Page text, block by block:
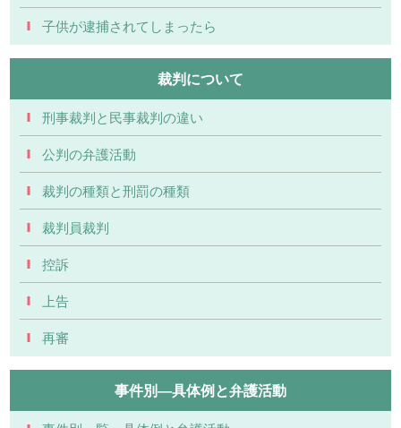
子供が逮捕されてしまったら
裁判について
刑事裁判と民事裁判の違い
公判の弁護活動
裁判の種類と刑罰の種類
裁判員裁判
控訴
上告
再審
事件別―具体例と弁護活動